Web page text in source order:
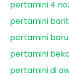
pertamini 4
pertamini
pertamini
pertamini
pertamini di